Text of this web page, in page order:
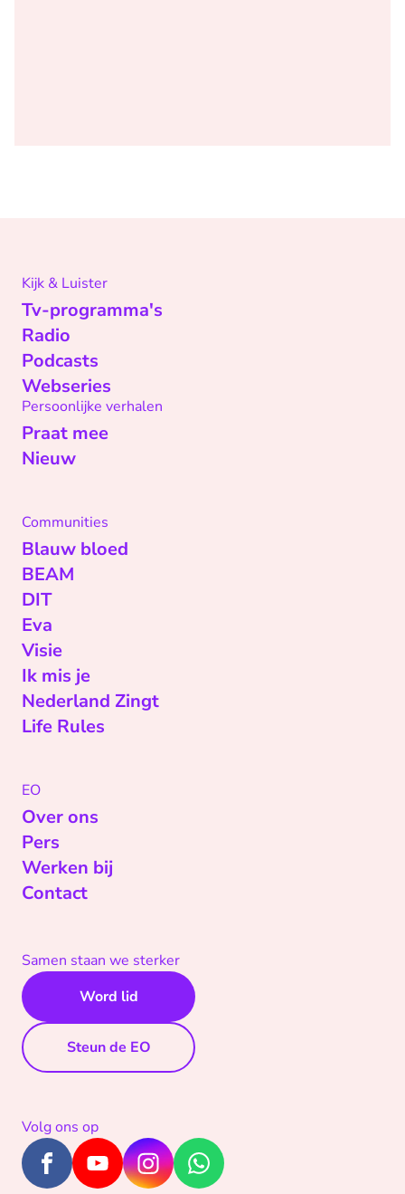
Kijk & Luister
Tv-programma's
Radio
Podcasts
Webseries
Persoonlijke verhalen
Praat mee
Nieuw
Communities
Blauw bloed
BEAM
DIT
Eva
Visie
Ik mis je
Nederland Zingt
Life Rules
EO
Over ons
Pers
Werken bij
Contact
Samen staan we sterker
Word lid
Steun de EO
Volg ons op